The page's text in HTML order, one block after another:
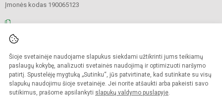
Šioje svetainėje naudojame slapukus siekdami užtikrinti jums teikiamų
paslaugų kokybę, analizuoti svetainės naudojimą ir optimizuoti naršymo
patirtį. Spustelėję mygtuką „Sutinku“, jūs patvirtinate, kad sutinkate su visų
slapukų naudojimu šioje svetainėje. Jei norite atšaukti arba pakeisti savo
sutikimus, prašome apsilankyti slapukų valdymo puslapyje.
Įmonės kodas 190065123
Kopijuoti turinį be raštiško mokyklos administracijos sutikimo griežtai
draudžiama.
Prieinamumo paraiška Slapukų valdymas
Sumanus būdas atnaujinti